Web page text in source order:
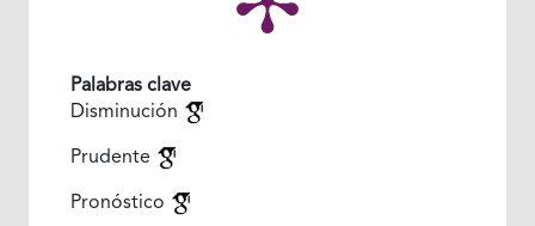
Palabras clave
Disminución
Prudente
Pronóstico